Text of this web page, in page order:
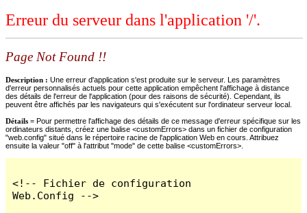
Erreur du serveur dans l'application '/'.
Page Not Found !!
Description : Une erreur d'application s'est produite sur le serveur. Les paramètres
d'erreur personnalisés actuels pour cette application empêchent l'affichage à distance
des détails de l'erreur de l'application (pour des raisons de sécurité). Cependant, ils
peuvent être affichés par les navigateurs qui s'exécutent sur l'ordinateur serveur local.
Détails = Pour permettre l'affichage des détails de ce message d'erreur spécifique sur les
ordinateurs distants, créez une balise <customErrors> dans un fichier de configuration
"web.config" situé dans le répertoire racine de l'application Web en cours. Attribuez
ensuite la valeur "off" à l'attribut "mode" de cette balise <customErrors>.
<!-- Fichier de configuration
Web.Config -->